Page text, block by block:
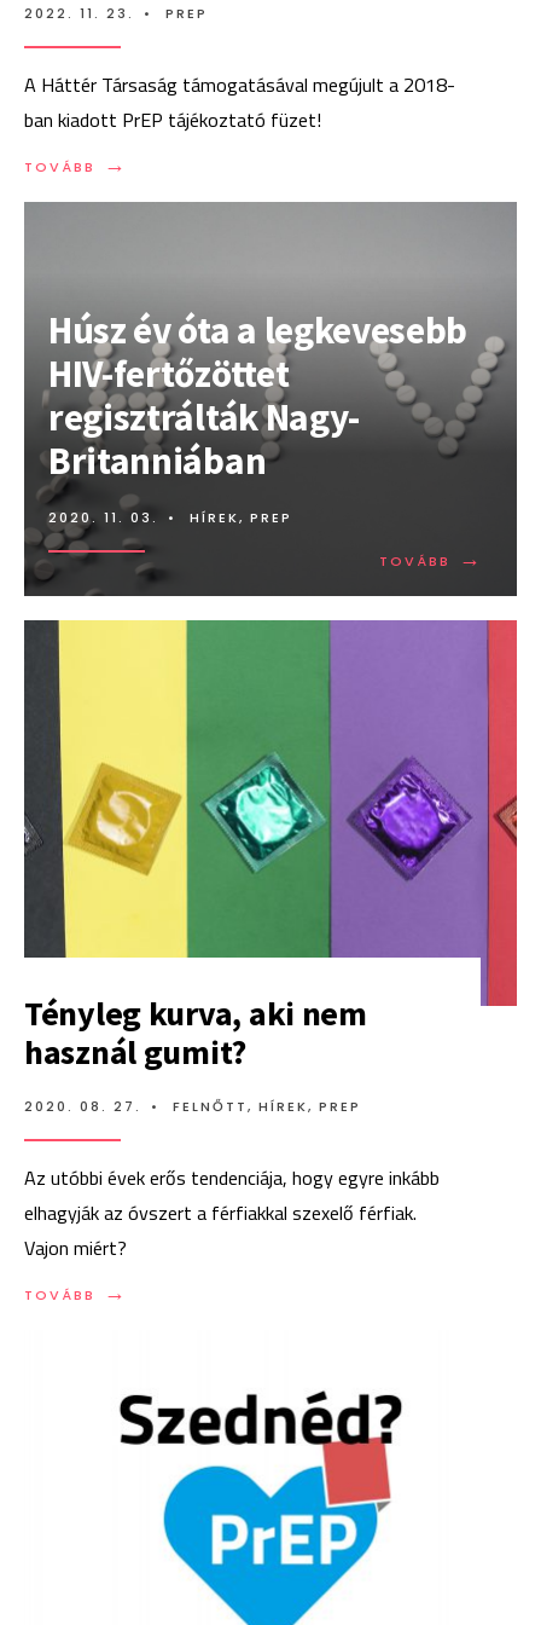
2022. 11. 23. • PREP
A Háttér Társaság támogatásával megújult a 2018-
ban kiadott PrEP tájékoztató füzet!
TOVÁBB →
TOVÁBB:
Húsz év óta a legkevesebb
HIV-fertőzöttet
regisztrálták Nagy-
Britanniában
2020. 11. 03. • HÍREK, PREP
TOVÁBB →
TOVÁBB:
ÓTA
Tényleg kurva, aki nem
használ gumit?
2020. 08. 27. • FELNŐTT, HÍREK, PREP
Az utóbbi évek erős tendenciája, hogy egyre inkább
elhagyják az óvszert a férfiakkal szexelő férfiak.
Vajon miért?
TOVÁBB →
TOVÁBB:
HASZNÁL
GUMIT?